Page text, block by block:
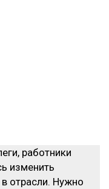
работники
изменить
в отрасли. Нужно